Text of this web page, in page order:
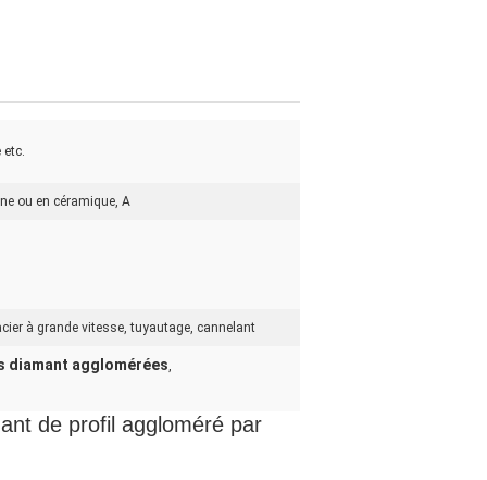
etc.
ou en céramique, A
à grande vitesse, tuyautage, cannelant
diamant agglomérées,
de profil aggloméré par